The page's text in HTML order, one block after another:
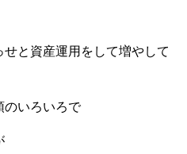
と資産運用をして増やして
のいろいろで